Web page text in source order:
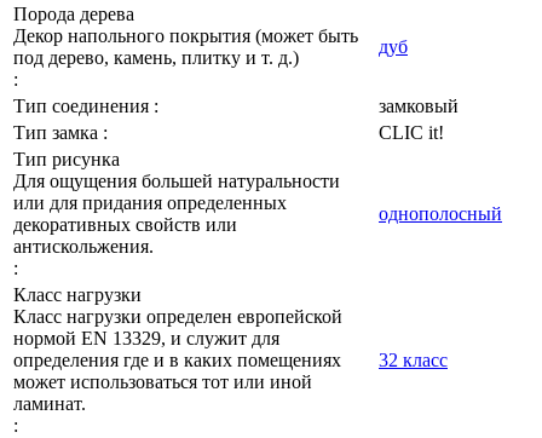
Порода дерева
Декор напольного покрытия (может быть
под дерево, камень, плитку и т. д.)
:
дуб
Тип соединения :
замковый
Тип замка :
CLIC it!
Тип рисунка
Для ощущения большей натуральности
или для придания определенных
декоративных свойств или
антискольжения.
:
однополосный
Класс нагрузки
Класс нагрузки определен европейской
нормой EN 13329, и служит для
определения где и в каких помещениях
может использоваться тот или иной
ламинат.
:
32 класс